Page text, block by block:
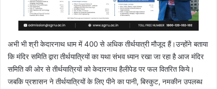
अभी भी श्री केदारनाथ धाम में 400 से अधिक तीर्थयात्री मौजूद हैं।उन्होंने बताया
कि मंदिर समिति द्वारा तीर्थयात्रियों का यथा संभव ध्यान रखा जा रहा है आज मंदिर
समिति की ओर से तीर्थयात्रियों को केदारनाथ हैलीपेड पर फल‌ वितरित किये।
जबकि प्रशासन ने तीर्थयात्रियों के लिए पीने का पानी, बिस्कुट, नमकीन उपलब्ध